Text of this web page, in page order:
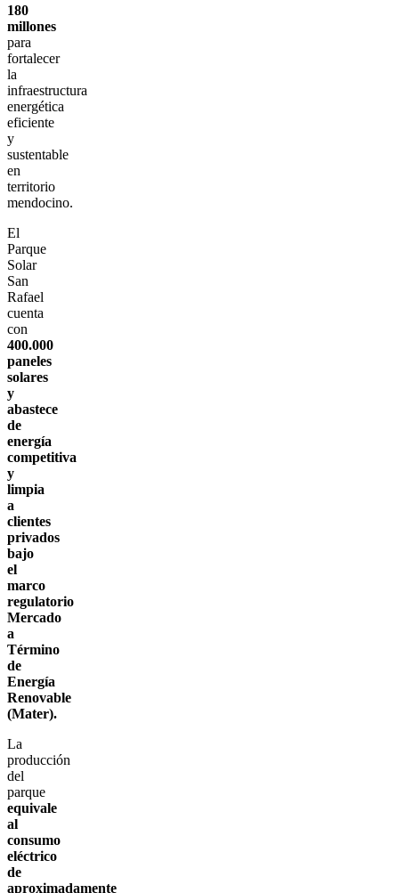
180
millones
para
fortalecer
la
infraestructura
energética
eficiente
y
sustentable
en
territorio
mendocino.
El
Parque
Solar
San
Rafael
cuenta
con
400.000
paneles
solares
y
abastece
de
energía
competitiva
y
limpia
a
clientes
privados
bajo
el
marco
regulatorio
Mercado
a
Término
de
Energía
Renovable
(Mater).
La
producción
del
parque
equivale
al
consumo
eléctrico
de
aproximadamente